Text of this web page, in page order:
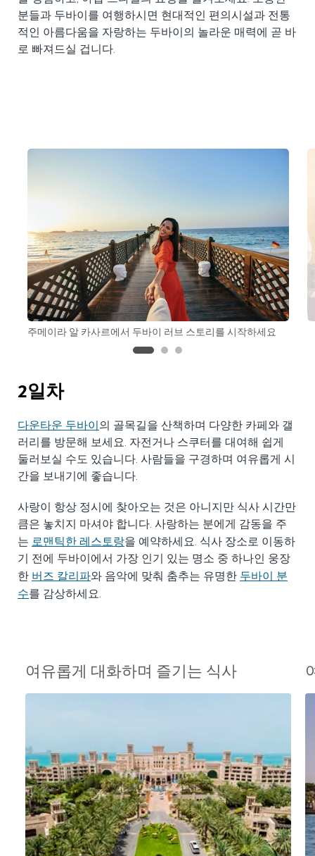
분들과 두바이를 여행하시면 현대적인 편의시설과 전통
적인 아름다움을 자랑하는 두바이의 놀라운 매력에 곧 바
로 빠져드실 겁니다.
주메이라 알 카사르에서 두바이 러브 스토리를 시작하세요
2일차
다운타운 두바이의 골목길을 산책하며 다양한 카페와 갤
러리를 방문해 보세요. 자전거나 스쿠터를 대여해 쉽게
둘러보실 수도 있습니다. 사람들을 구경하며 여유롭게 시
간을 보내기에 좋습니다.
사랑이 항상 정시에 찾아오는 것은 아니지만 식사 시간만
큼은 놓치지 마셔야 합니다. 사랑하는 분에게 감동을 주
는 로맨틱한 레스토랑을 예약하세요. 식사 장소로 이동하
기 전에 두바이에서 가장 인기 있는 명소 중 하나인 웅장
한버즈 칼리파와 음악에 맞춰 춤추는 유명한두바이 분
수를 감상하세요.
여유롭게 대화하며 즐기는 식사